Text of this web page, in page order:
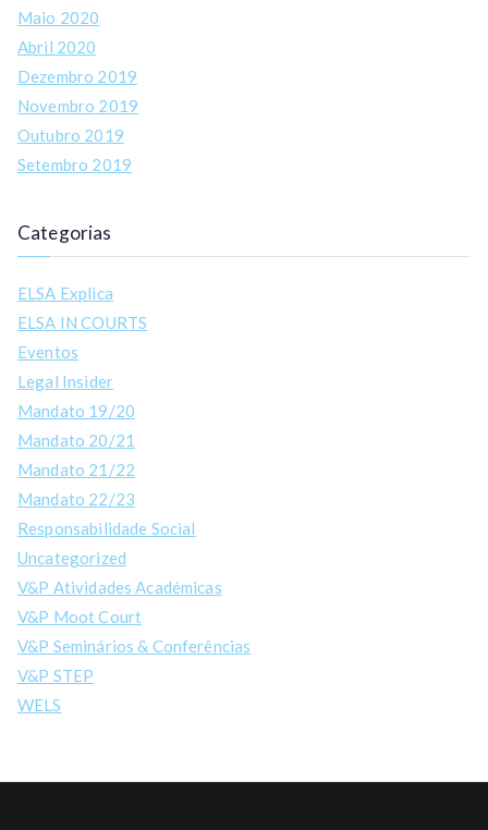
Maio 2020
Abril 2020
Dezembro 2019
Novembro 2019
Outubro 2019
Setembro 2019
Categorias
ELSA Explica
ELSA IN COURTS
Eventos
Legal Insider
Mandato 19/20
Mandato 20/21
Mandato 21/22
Mandato 22/23
Responsabilidade Social
Uncategorized
V&P Atividades Académicas
V&P Moot Court
V&P Seminários & Conferências
V&P STEP
WELS